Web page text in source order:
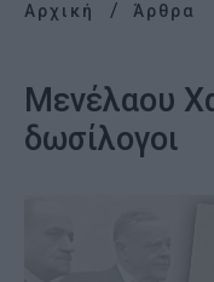
Αρχική Άρθρα
Μενέλαου
δωσίλογοι